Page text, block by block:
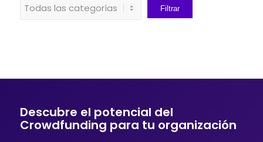
Descubre el potencial del
Crowdfunding para tu organización